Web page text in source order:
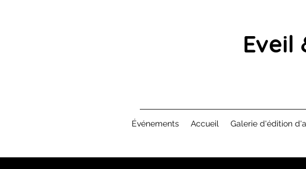
Eveil
Événements Accueil Galerie d'édition